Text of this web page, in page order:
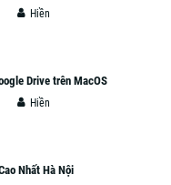
Hiền
Drive trên MacOS
Hiền
Nhất Hà Nội